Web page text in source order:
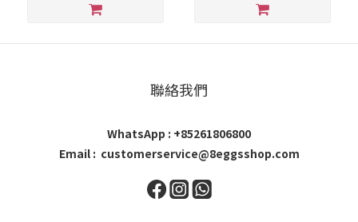
聯絡我們
WhatsApp : +85261806800
Email : customerservice@8eggsshop.com